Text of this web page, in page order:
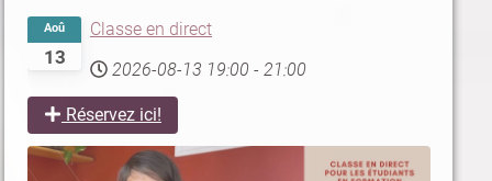
13
Aoû
Classe en direct
2026-08-13 19:00 - 21:00
Réservez ici!